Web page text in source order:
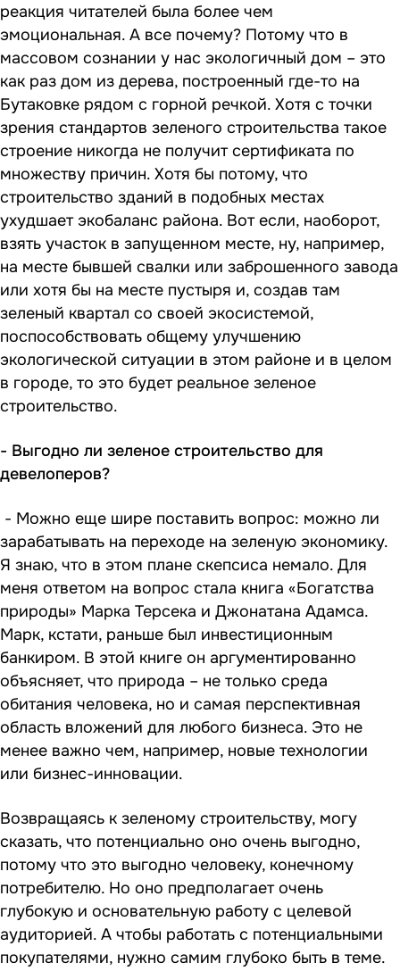
реакция читателей была более чем
эмоциональная. А все почему? Потому что в
массовом сознании у нас экологичный дом – это
как раз дом из дерева, построенный где-то на
Бутаковке рядом с горной речкой. Хотя с точки
зрения стандартов зеленого строительства такое
строение никогда не получит сертификата по
множеству причин. Хотя бы потому, что
строительство зданий в подобных местах
ухудшает экобаланс района. Вот если, наоборот,
взять участок в запущенном месте, ну, например,
на месте бывшей свалки или заброшенного завода
или хотя бы на месте пустыря и, создав там
зеленый квартал со своей экосистемой,
поспособствовать общему улучшению
экологической ситуации в этом районе и в целом
в городе, то это будет реальное зеленое
строительство.
- Выгодно ли зеленое строительство для
девелоперов?
- Можно еще шире поставить вопрос: можно ли
зарабатывать на переходе на зеленую экономику.
Я знаю, что в этом плане скепсиса немало. Для
меня ответом на вопрос стала книга «Богатства
природы» Марка Терсека и Джонатана Адамса.
Марк, кстати, раньше был инвестиционным
банкиром. В этой книге он аргументированно
объясняет, что природа – не только среда
обитания человека, но и самая перспективная
область вложений для любого бизнеса. Это не
менее важно чем, например, новые технологии
или бизнес-инновации.
Возвращаясь к зеленому строительству, могу
сказать, что потенциально оно очень выгодно,
потому что это выгодно человеку, конечному
потребителю. Но оно предполагает очень
глубокую и основательную работу с целевой
аудиторией. А чтобы работать с потенциальными
покупателями, нужно самим глубоко быть в теме.